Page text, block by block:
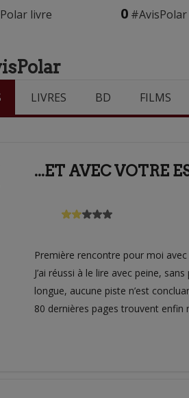
livre 0 #AvisPolar
LIVRES BD FILMS
...ET AVEC VOTRE
Première rencontre pour moi
J’ai réussi à le lire avec peine,
longue, aucune piste n’est
80 dernières pages trouvent